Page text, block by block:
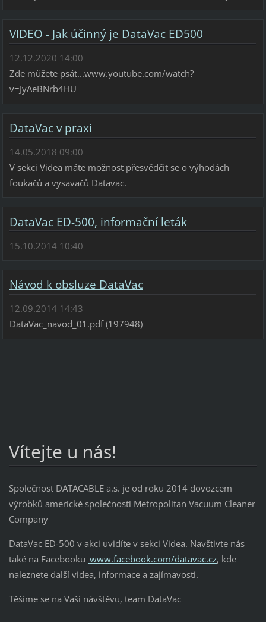
VIDEO - Jak účinný je DataVac ED500
12.12.2020 14:00
Zde můžete psát...www.youtube.com/watch?
v=JyAeBNrb4HU
DataVac v praxi
14.05.2018 09:00
V sekci Videa máte možnost přesvědčit se o výhodách
foukačů a vysavačů Datavac.
DataVac ED-500, informační leták
15.10.2014 10:40
Návod k obsluze DataVac
12.09.2014 14:43
DataVac_navod_01.pdf (197948)
Vítejte u nás!
Společnost DATACABLE a.s. je od roku 2014 dovozcem
výrobků americké společnosti Metropolitan Vacuum Cleaner
Company
DataVac ED-500 v akci uvidíte v sekci Videa. Navštivte nás
také na Facebooku www.facebook.com/datavac.cz, kde
naleznete další videa, informace a zajímavosti.
Těšíme se na Vaši návštěvu, team DataVac